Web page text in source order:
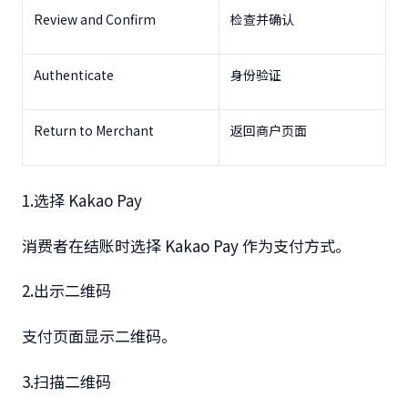
Review and Confirm 检查并确认
Authenticate 身份验证
Return to Merchant 返回商户页面
1.选择 Kakao Pay
消费者在结账时选择 Kakao Pay作为支付方式。
2.出示二维码
支付页面显示二维码。
3.扫描二维码